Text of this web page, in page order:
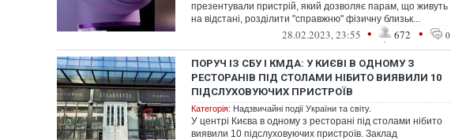
презентували пристрій, який дозволяє парам, що живуть
на відстані, розділити "справжню" фізичну близьк...
28.02.2023, 23:55 • 672 • 0
ПОРУЧ ІЗ СБУ І КМДА: У КИЄВІ В ОДНОМУ З
РЕСТОРАНІВ ПІД СТОЛАМИ НІБИТО ВИЯВИЛИ 10
ПІДСЛУХОВУЮЧИХ ПРИСТРОЇВ
Категорія: Надзвичайні події України та світу.
У центрі Києва в одному з ресторані під столами нібито
виявили 10 підслуховуючих пристроїв. Заклад